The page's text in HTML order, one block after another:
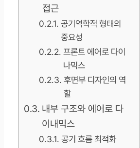
접근
공기역학적 형태의
중요성
프론트 에어로 다이
나믹스
후면부 디자인의 역
할
내부 구조와 에어로 다
이내믹스
공기 흐름 최적화